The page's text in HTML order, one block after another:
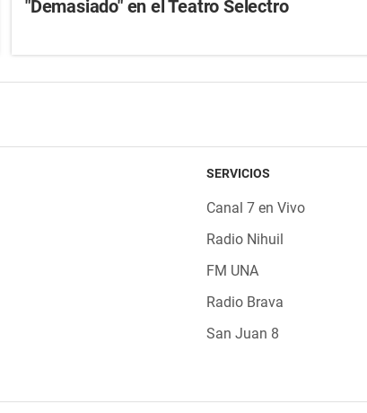
"Demasiado" en el Teatro Selectro
SERVICIOS
Canal 7 en Vivo
Radio Nihuil
FM UNA
Radio Brava
San Juan 8